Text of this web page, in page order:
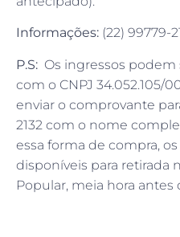
Informações: (22) 99779-
P.S: Os ingressos
com o CNPJ 34.052.105/
enviar o comprovante
2132 com o nome
essa forma de compra,
disponíveis para retirada
Popular, meia hora antes